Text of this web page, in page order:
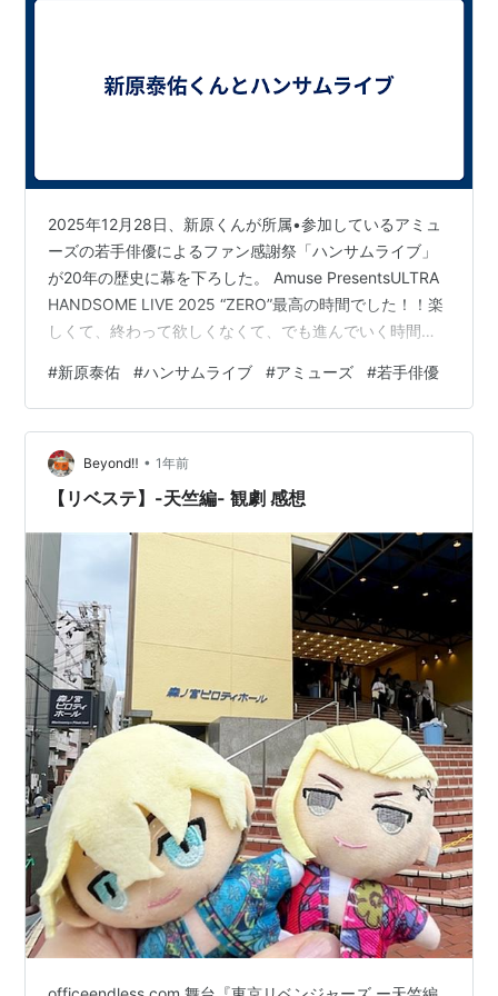
2025年12月28日、新原くんが所属•参加しているアミュ
ーズの若手俳優によるファン感謝祭「ハンサムライブ」
が20年の歴史に幕を下ろした。 Amuse PresentsULTRA
HANDSOME LIVE 2025 “ZERO”最高の時間でした！！楽
しくて、終わって欲しくなくて、でも進んでいく時間に
事だけが出来ることなんだと思いました。全身全霊向き
合った″チーム・ハンサム！″…
pic.twitter.com/zCFroN9RBw— 新原泰佑 (@T__Niihara)
2025年12月28日 さ、さみしい〜〜〜‼️‼️😭もう新原くん
が顔がい…
#新原泰佑 #ハンサムライブ #アミューズ #若手俳優
Beyond‼ • 1年前
【リベステ】-天竺編- 観劇 感想